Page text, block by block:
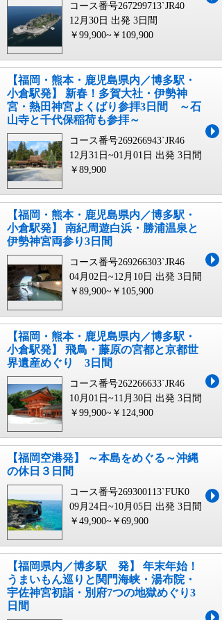
コース番号267299713`JR40
12月30日 出発 3日間
￥99,900~￥109,900
【福岡・熊本・鹿児島県内／博多駅・
小倉駅発】 新春！多賀大社・伊勢神
宮・熱田神宮よくばり参拝3日間 ～石
山寺と千代保稲荷も参拝～
コース番号269266943`JR46
12月31日~01月01日 出発 3日間
￥89,900
【福岡・熊本・鹿児島県内／博多駅・
小倉駅発】 南紀周遊白浜・勝浦温泉と
伊勢神宮両参り3日間
コース番号269266303`JR46
04月02日~12月10日 出発 3日間
￥89,900~￥105,900
【福岡・熊本・鹿児島県内／博多駅・
小倉駅発】 飛鳥・藤原の宮都と京都世
界遺産めぐり 3日間
コース番号262266633`JR46
10月01日~11月30日 出発 3日間
￥99,900~￥124,900
【福岡空港発】 ～本島をめぐる～沖縄
の休日３日間
コース番号269300113`FUK0
09月24日~10月05日 出発 3日間
￥49,900~￥69,900
【福岡県内／博多駅 発】 年末年始！
うまいもん巡りと関門海峡・湯布院・
宇佐神宮初詣・別府7つの地獄めぐり3
日間